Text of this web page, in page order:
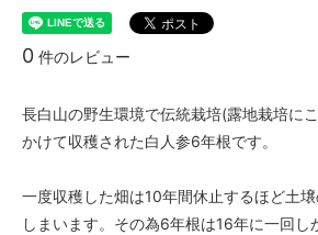
0 件のレビュー
長白山の野生環境で伝統栽培(露地栽培に
かけて収穫された白人参6年根です。
一度収穫した畑は10年間休止するほど土
しまいます。その為6年根は16年に一回し